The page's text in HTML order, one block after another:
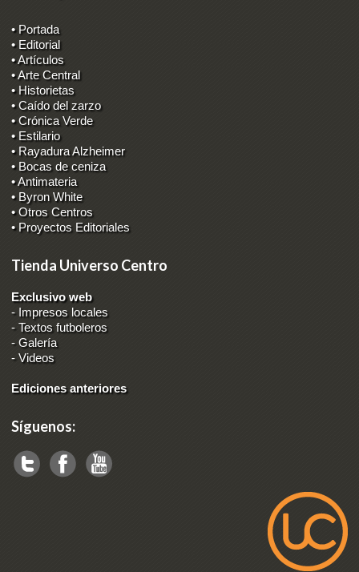
• Portada
• Editorial
• Artículos
• Arte Central
• Historietas
• Caído del zarzo
• Crónica Verde
• Estilario
• Rayadura Alzheimer
• Bocas de ceniza
• Antimateria
• Byron White
• Otros Centros
• Proyectos Editoriales
Tienda Universo Centro
Exclusivo web
- Impresos locales
-Textos futboleros
-Galería
-Videos
Ediciones anteriores
Síguenos: